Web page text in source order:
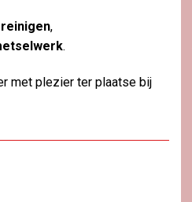
reinigen,
.
met plezier ter plaatse bij